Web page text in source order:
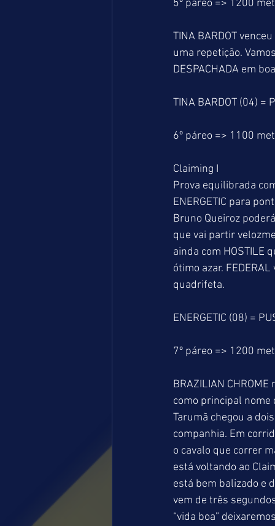
5º páreo => 1200
TINA BARDOT
uma repetição.
DESPACHADA em
TINA BARDOT (04) =
6º páreo => 1100
Claiming I
Prova equilibrada
ENERGETIC para
Bruno Queiroz
que vai partir
ainda com HOSTILE
ótimo azar.
quadrifeta.
ENERGETIC (08) =
7º páreo => 1200
BRAZILIAN
como principal nome
Tarumã chegou a
companhia. Em
o cavalo que correr
está voltando ao
está bem balizado e
vem de três
“vida boa”